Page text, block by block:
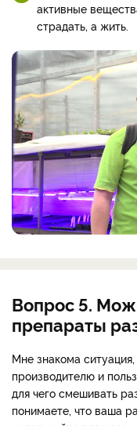
активные
страдать, а жить.
Вопрос 5.
препараты
Мне знакома
производителю и
для чего смешивать
понимаете, что ваша